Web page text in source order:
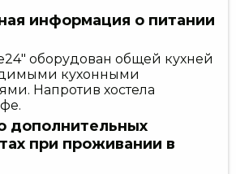
информация о питании
оборудован общей кухней
кухонными
Напротив хостела
дополнительных
при проживании в